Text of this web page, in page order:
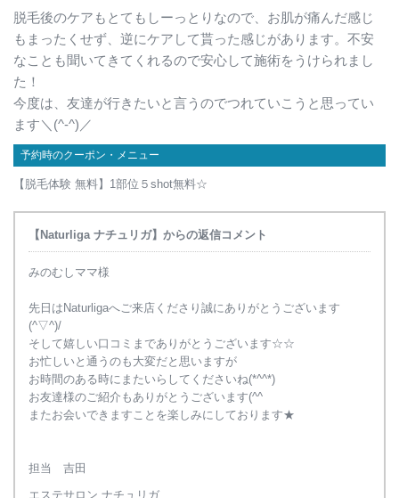
脱毛後のケアもとてもしーっとりなので、お肌が痛んだ感じ
もまったくせず、逆にケアして貰った感じがあります。不安
なことも聞いてきてくれるので安心して施術をうけられまし
た！
今度は、友達が行きたいと言うのでつれていこうと思ってい
ます＼(^-^)／
予約時のクーポン・メニュー
【脱毛体験 無料】1部位５shot無料☆
【Naturliga ナチュリガ】からの返信コメント
みのむしママ様
先日はNaturligaへご来店くださり誠にありがとうございます
(^▽^)/
そして嬉しい口コミまでありがとうございます☆☆
お忙しいと通うのも大変だと思いますが
お時間のある時にまたいらしてくださいね(*^^*)
お友達様のご紹介もありがとうございます(^^
またお会いできますことを楽しみにしております★
担当 吉田
エステサロン ナチュリガ